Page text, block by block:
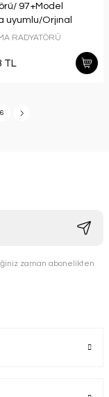
97+Model
uyumlu/Orjınal
RADYATÖRÜ
TL
6
zaman abonelikten